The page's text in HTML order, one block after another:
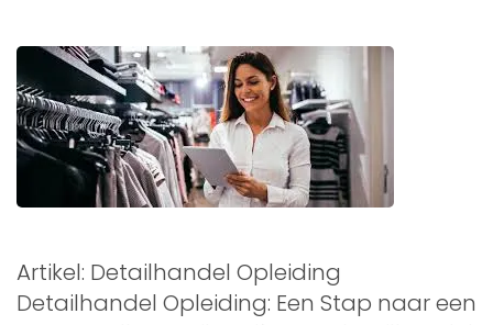
Artikel: Detailhandel Opleiding
Detailhandel Opleiding: Een Stap naar een